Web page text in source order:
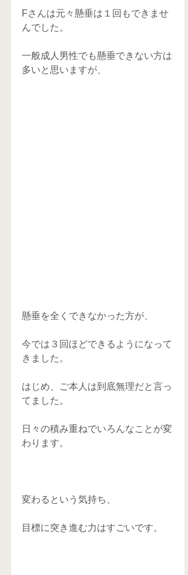
Fさんは元々懸垂は１回もできませ
んでした。
一般成人男性でも懸垂できない方は
多いと思いますが、
懸垂を全くできなかった方が、
今では３回ほどできるようになって
きました。
はじめ、ご本人は到底無理だと言っ
てました。
日々の積み重ねでいろんなことが変
わります。
変わるという気持ち、
目標に突き進む力はすごいです。